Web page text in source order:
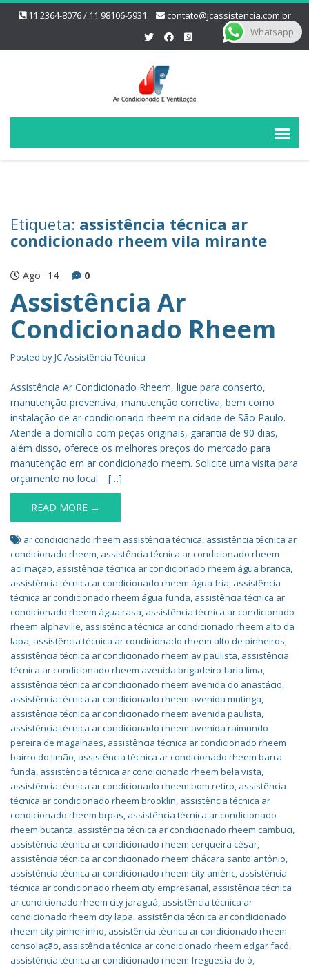
11 2364-8076 / 11 98106-5931 contato@jcassistencia.com.br
Etiqueta: assistência técnica ar
condicionado rheem vila mirante
Ago 14 0
Assistência Ar
Condicionado Rheem
Posted byJC Assistência Técnica
Assistência Ar Condicionado Rheem, ligue para conserto,
manutenção preventiva, manutenção corretiva, bem como
instalação de ar condicionado rheem na cidade de São Paulo.
Atende a domicílio com peças originais, garantia de 90 dias,
além disso, oferece os melhores preços do mercado para
manutenção em ar condicionado rheem. Solicite uma visita para
orçamento no local. […]
READ MORE →
ar condicionado rheem assistência técnica, assistência técnica ar
condicionado rheem, assistência técnica ar condicionado rheem
aclimação, assistência técnica ar condicionado rheem água branca,
assistência técnica ar condicionado rheem água fria, assistência
técnica ar condicionado rheem água funda, assistência técnica ar
condicionado rheem água rasa, assistência técnica ar condicionado
rheem alphaville, assistência técnica ar condicionado rheem alto da
lapa, assistência técnica ar condicionado rheem alto de pinheiros,
assistência técnica ar condicionado rheem av paulista, assistência
técnica ar condicionado rheem avenida brigadeiro faria lima,
assistência técnica ar condicionado rheem avenida do anastácio,
assistência técnica ar condicionado rheem avenida mutinga,
assistência técnica ar condicionado rheem avenida paulista,
assistência técnica ar condicionado rheem avenida raimundo
pereira de magalhães, assistência técnica ar condicionado rheem
bairro do limão, assistência técnica ar condicionado rheem barra
funda, assistência técnica ar condicionado rheem bela vista,
assistência técnica ar condicionado rheem bom retiro, assistência
técnica ar condicionado rheem brooklin, assistência técnica ar
condicionado rheem brpas, assistência técnica ar condicionado
rheem butantã, assistência técnica ar condicionado rheem cambuci,
assistência técnica ar condicionado rheem cerqueira césar,
assistência técnica ar condicionado rheem chácara santo antônio,
assistência técnica ar condicionado rheem city améric, assistência
técnica ar condicionado rheem city empresarial, assistência técnica
ar condicionado rheem city jaraguá, assistência técnica ar
condicionado rheem city lapa, assistência técnica ar condicionado
rheem city pinheirinho, assistência técnica ar condicionado rheem
consolação, assistência técnica ar condicionado rheem edgar facó,
assistência técnica ar condicionado rheem freguesia do ó,
Whatsapp